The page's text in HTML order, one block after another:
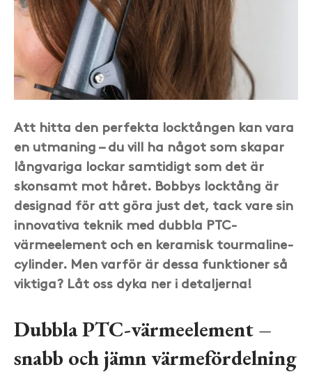
Att hitta den perfekta locktången kan vara
en utmaning – du vill ha något som skapar
långvariga lockar samtidigt som det är
skonsamt mot håret. Bobbys locktång är
designad för att göra just det, tack vare sin
innovativa teknik med dubbla PTC-
värmeelement och en keramisk tourmaline-
cylinder. Men varför är dessa funktioner så
viktiga? Låt oss dyka ner i detaljerna!
Dubbla PTC-värmeelement –
snabb och jämn värmefördelning